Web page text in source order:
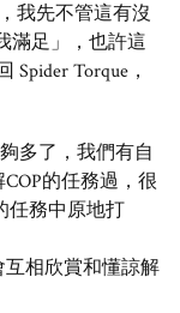
我先不管這有沒
滿足」，也許這
Torque，
多了，我們有自
的任務過，很
任務中原地打
相欣賞和懂諒解